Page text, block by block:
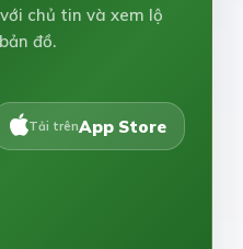
chủ tin và xem lộ
đồ.
Tải trênApp Store